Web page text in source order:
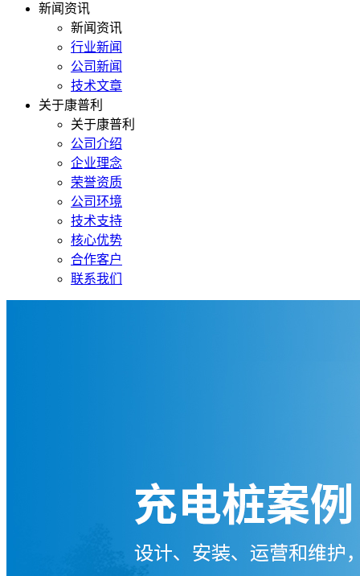
新闻资讯
新闻资讯
行业新闻
公司新闻
技术文章
关于康普利
关于康普利
公司介绍
企业理念
荣誉资质
公司环境
技术支持
核心优势
合作客户
联系我们